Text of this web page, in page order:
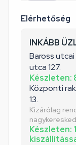
Elérhetőség
INKÁBB
Baross
utca 127.
Készleten:
Központi
13.
Kizárólag
Készleten: